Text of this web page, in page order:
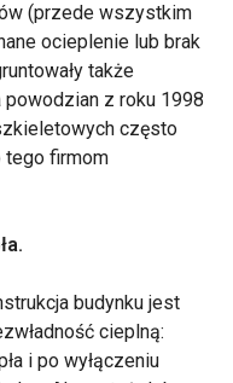
(przede wszystkim
ocieplenie lub brak
także
z roku 1998
często
tego firmom
budynku jest
cieplną:
i po wyłączeniu